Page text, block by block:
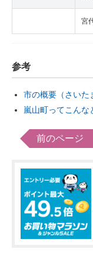
宮
参考
市の概要（さいた
嵐山町ってこんな
前のページ